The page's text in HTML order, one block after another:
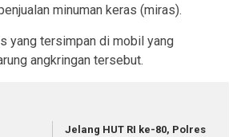
minuman keras (miras).
yang tersimpan di mobil yang
angkringan tersebut.
Jelang HUT RI ke-80, Polres